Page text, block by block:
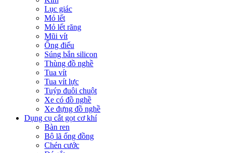
Lục giác
Mỏ lết
Mỏ lết răng
Mũi vít
Ống điếu
Súng bắn silicon
Thùng đồ nghề
Tua vít
Tua vít lực
Tuýp đuôi chuột
Xe có đồ nghề
Xe đựng đồ nghề
Dụng cụ cắt gọt cơ khí
Bàn ren
Bộ lã ống đồng
Chén cước